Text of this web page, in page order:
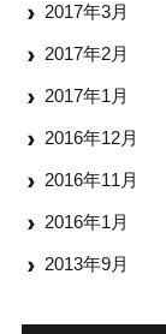
2017年3月
2017年2月
2017年1月
2016年12月
2016年11月
2016年1月
2013年9月